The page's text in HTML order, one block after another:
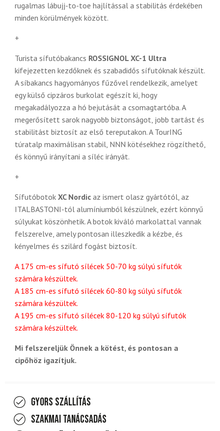
rugalmas lábujj-to-toe hajlítással a stabilitás érdekében
minden körülmények között.
+
Turista sífutóbakancs ROSSIGNOL XC-1 Ultra
kifejezetten kezdőknek és szabadidős sífutóknak készült.
A síbakancs hagyományos fűzővel rendelkezik, amelyet
egy külső cipzáros burkolat egészít ki, hogy
megakadályozza a hó bejutását a csomagtartóba. A
megerősített sarok nagyobb biztonságot, jobb tartást és
stabilitást biztosít az első tereputakon. A TourING
túratalp maximálisan stabil, NNN kötésekhez rögzíthető,
és könnyű irányítani a síléc irányát.
+
Sífutóbotok XC Nordic az ismert olasz gyártótól, az
ITALBASTONI-tól alumíniumból készülnek, ezért könnyű
súlyukat köszönhetik. A botok kiváló markolattal vannak
felszerelve, amely pontosan illeszkedik a kézbe, és
kényelmes és szilárd fogást biztosít.
A 175 cm-es sífutó sílécek 50-70 kg súlyú sífutók
számára készültek.
A 185 cm-es sífutó sílécek 60-80 kg súlyú sífutók
számára készültek.
A 195 cm-es sífutó sílécek 80-120 kg súlyú sífutók
számára készültek.
Mi felszereljük Önnek a kötést, és pontosan a
cipőhöz igazítjuk.
Gyors szállítás
Szakmai tanácsadás